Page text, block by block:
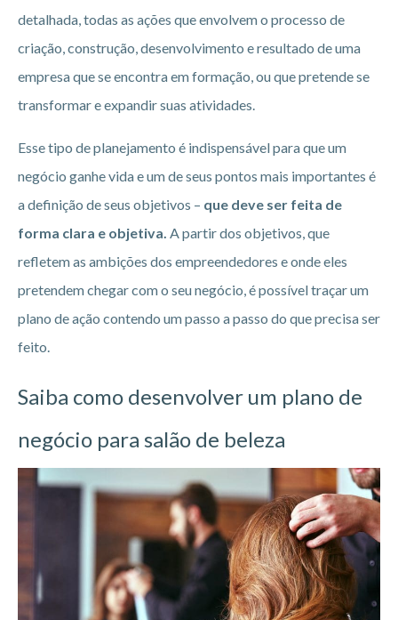
detalhada, todas as ações que envolvem o processo de
criação, construção, desenvolvimento e resultado de uma
empresa que se encontra em formação, ou que pretende se
transformar e expandir suas atividades.
Esse tipo de planejamento é indispensável para que um
negócio ganhe vida e um de seus pontos mais importantes é
a definição de seus objetivos – que deve ser feita de
forma clara e objetiva. A partir dos objetivos, que
refletem as ambições dos empreendedores e onde eles
pretendem chegar com o seu negócio, é possível traçar um
plano de ação contendo um passo a passo do que precisa ser
feito.
Saiba como desenvolver um plano de
negócio para salão de beleza